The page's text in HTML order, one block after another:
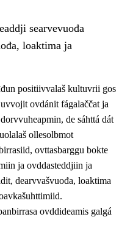
oahpahus
searvevuođa
loaktima ja
positiivvalaš kultuvrii gos
ovdánit fágalaččat ja
de sáhttá dát
ollesolbmot
ovttasbarggu bokte
ja ovddasteddjiin ja
dearvvašvuođa, loaktima
ovddideamis galgá